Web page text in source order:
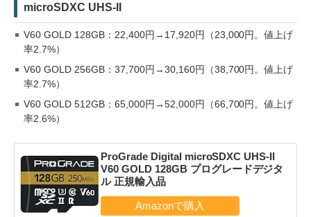
microSDXC UHS-II
V60 GOLD 128GB：22,400円→17,920円（23,000円。値上げ
率2.7%）
V60 GOLD 256GB：37,700円→30,160円（38,700円。値上げ
率2.7%）
V60 GOLD 512GB：65,000円→52,000円（66,700円。値上げ
率2.6%）
ProGrade Digital microSDXC UHS-II
V60 GOLD 128GB プログレードデジタ
ル 正規輸入品